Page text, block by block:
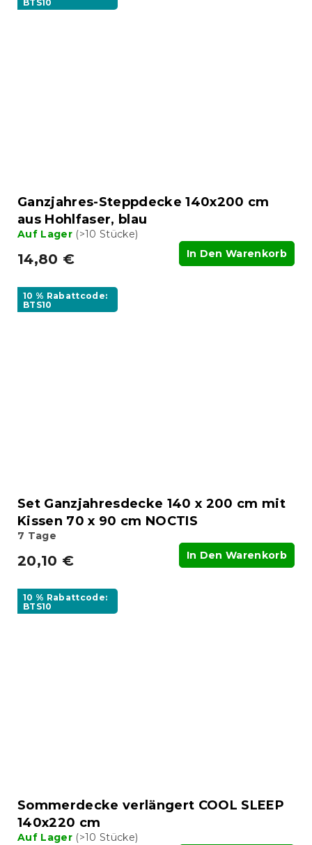
BTS10
Ganzjahres-Steppdecke 140x200 cm
aus Hohlfaser, blau
Auf Lager (>10 Stücke)
14,80 € In Den Warenkorb
10 % Rabattcode:
BTS10
Set Ganzjahresdecke 140 x 200 cm mit
Kissen 70 x 90 cm NOCTIS
7 Tage
20,10 € In Den Warenkorb
10 % Rabattcode:
BTS10
Sommerdecke verlängert COOL SLEEP
140x220 cm
Auf Lager (>10 Stücke)